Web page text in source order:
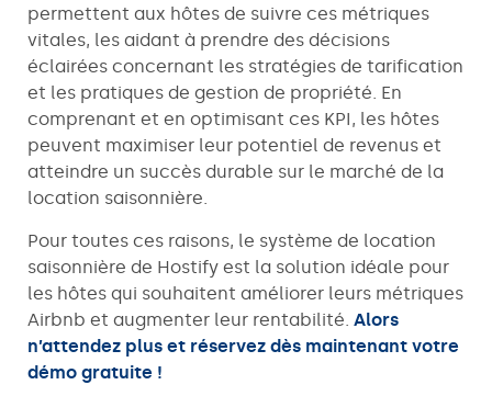
permettent aux hôtes de suivre ces métriques
vitales, les aidant à prendre des décisions
éclairées concernant les stratégies de tarification
et les pratiques de gestion de propriété. En
comprenant et en optimisant ces KPI, les hôtes
peuvent maximiser leur potentiel de revenus et
atteindre un succès durable sur le marché de la
location saisonnière.
Pour toutes ces raisons, le système de location
saisonnière de Hostify est la solution idéale pour
les hôtes qui souhaitent améliorer leurs métriques
Airbnb et augmenter leur rentabilité. Alors
n’attendez plus et réservez dès maintenant votre
démo gratuite !